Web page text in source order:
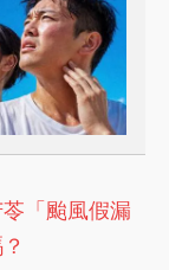
「颱風假漏